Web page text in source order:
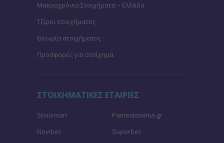
Μακροχρόνια Στοιχήματα – Ελλάδα
Τζίροι στοιχήματος
Θεωρία στοιχήματος
Προσφορές για στοίχημα
ΣΤΟΙΧΗΜΑΤΙΚΕΣ ΕΤΑΙΡΙΕΣ
Stoiximan
Pamestoixima.gr
Novibet
Superbet